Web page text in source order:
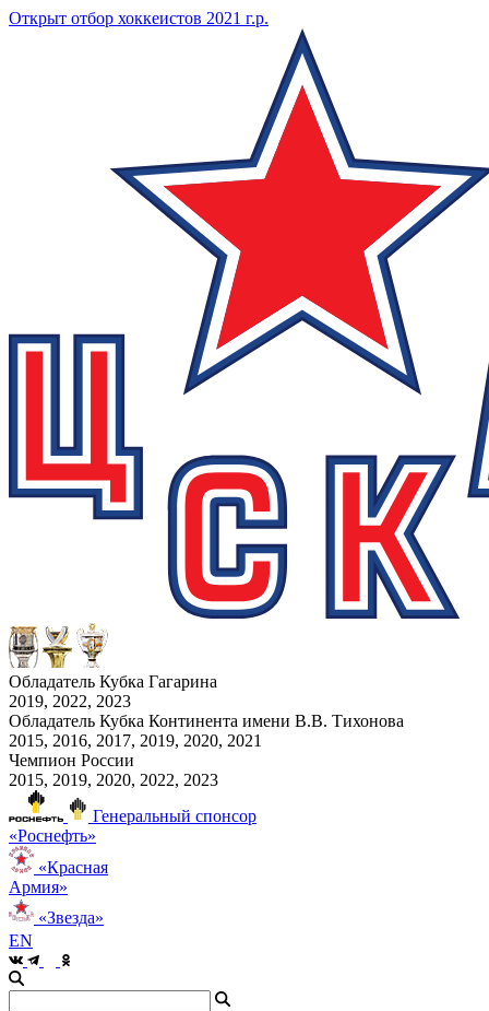
Открыт отбор хоккеистов 2021 г.р.
Обладатель Кубка Гагарина
2019, 2022, 2023
Обладатель Кубка Континента имени В.В. Тихонова
2015, 2016, 2017, 2019, 2020, 2021
Чемпион России
2015, 2019, 2020, 2022, 2023
Генеральный спонсор
«Роснефть»
«Красная
Армия»
«Звезда»
EN